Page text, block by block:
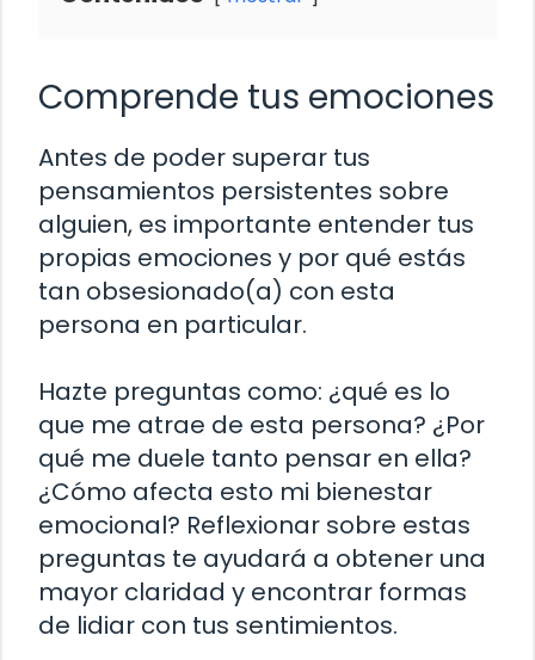
Comprende tus emociones
Antes de poder superar tus
pensamientos persistentes sobre
alguien, es importante entender tus
propias emociones y por qué estás
tan obsesionado(a) con esta
persona en particular.
Hazte preguntas como: ¿qué es lo
que me atrae de esta persona? ¿Por
qué me duele tanto pensar en ella?
¿Cómo afecta esto mi bienestar
emocional? Reflexionar sobre estas
preguntas te ayudará a obtener una
mayor claridad y encontrar formas
de lidiar con tus sentimientos.